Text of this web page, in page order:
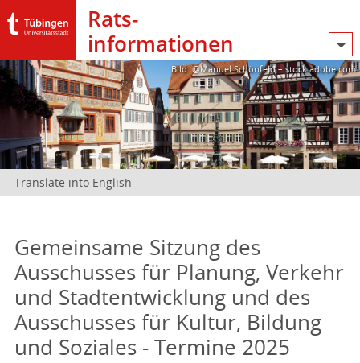
Rats­
informationen
Bild: @Manuel Schönfeld – stock.adobe.com
Translate into English
Gemeinsame Sitzung des
Ausschusses für Planung, Verkehr
und Stadtentwicklung und des
Ausschusses für Kultur, Bildung
und Soziales - Termine 2025